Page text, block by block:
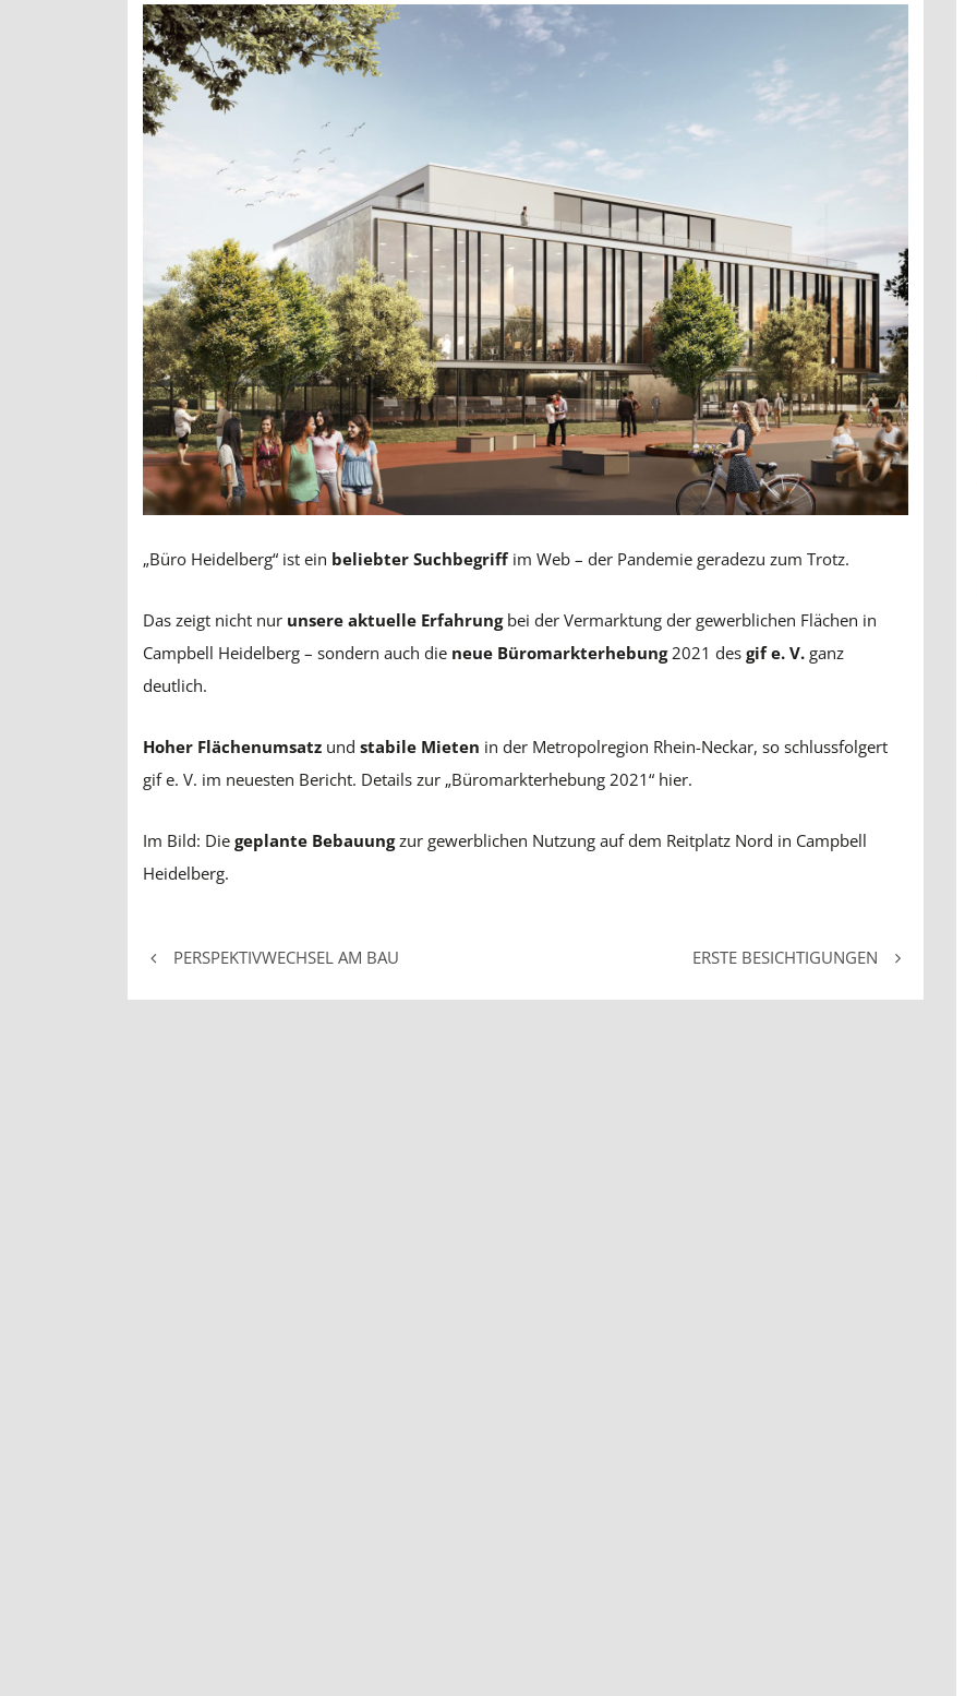
„Büro Heidelberg“ ist ein beliebter Suchbegriffim Web – der Pandemie geradezu zum Trotz.
Das zeigt nicht nur unsere aktuelle Erfahrungbei der Vermarktung der gewerblichen Flächen in
Campbell Heidelberg – sondern auch die neue Büromarkterhebung2021 des gif e. V. ganz
deutlich.
Hoher Flächenumsatz und stabile Mieten in der Metropolregion Rhein-Neckar, so schlussfolgert
gif e. V. im neuesten Bericht. Details zur „Büromarkterhebung 2021“ hier.
Im Bild: Die geplante Bebauungzur gewerblichen Nutzung auf dem Reitplatz Nord in Campbell
Heidelberg.
PERSPEKTIVWECHSEL AM BAU ERSTE BESICHTIGUNGEN